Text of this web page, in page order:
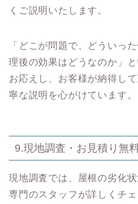
くご説明いたします。
「どこが問題で、どういっ
理後の効果はどうなのか」
お応えし、お客様が納得し
寧な説明を心がけています。
9.現地調査・お見積り無
現地調査では、屋根の劣化
専門のスタッフが詳しくチ